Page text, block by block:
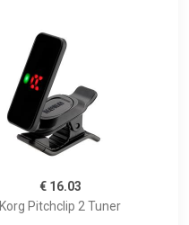
€ 16.03
Korg Pitchclip 2 Tuner